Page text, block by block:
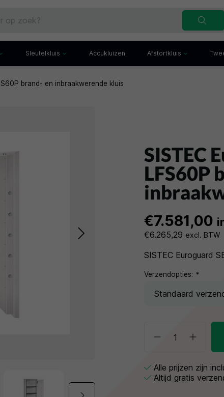
Sleutelkluis
Inbraakwerende sleutelkluis
Accukluizen Afstortkluis
brand- en inbraakwerende kluis
SISTEC
LFS60P
€7.581,00
€6.265,29 excl. BTW
SISTEC Euroguard
Verzendopties: *
Alle prijzen zijn
Altijd gratis